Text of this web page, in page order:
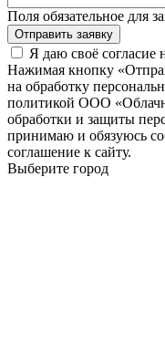
Поля обязательное для
Отправить заявку
Я даю своё согласие
Нажимая кнопку
на обработку
политикой ООО
обработки и защиты
принимаю и обязуюсь
соглашение к сайту.
Выберите город